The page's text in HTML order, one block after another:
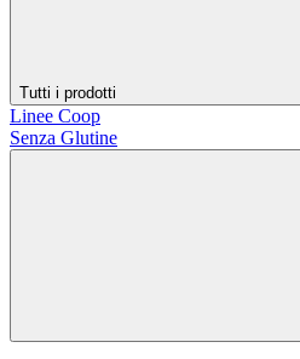
Tutti i prodotti
Linee Coop
Senza Glutine